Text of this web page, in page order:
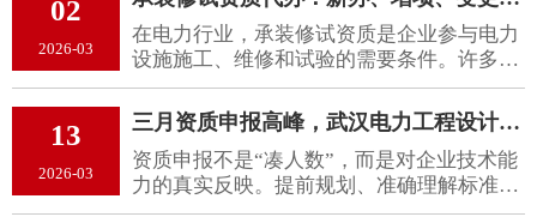
键一步。
02
2026-03
在电力行业，承装修试资质是企业参与电力
设施施工、维修和试验的需要条件。许多企
业会选择通过武汉承装修试资质代办​来办理
相关业务，但不同业务类型如新办、增项、
变更之间存在明显区别，了解这些差异有助
于企业更合理地规划资质申请策略。
13
2026-03
三月资质申报高峰，武汉电力工程设计乙级资质需配几名注册电气工程师？
资质申报不是“凑人数”，而是对企业技术能
力的真实反映。提前规划、准确理解标准，
才能让申报过程更顺畅、结果更可靠。